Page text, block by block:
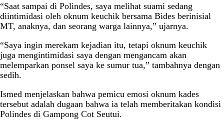
“Saat sampai di Polindes, saya melihat suami sedang
diintimidasi oleh oknum keuchik bersama Bides berinisial
MT, anaknya, dan seorang warga lainnya,” ujarnya.
“Saya ingin merekam kejadian itu, tetapi oknum keuchik
juga mengintimidasi saya dengan mengancam akan
melemparkan ponsel saya ke sumur tua,” tambahnya dengan
sedih.
Ismed menjelaskan bahwa pemicu emosi oknum kades
tersebut adalah dugaan bahwa ia telah memberitakan kondisi
Polindes di Gampong Cot Seutui.